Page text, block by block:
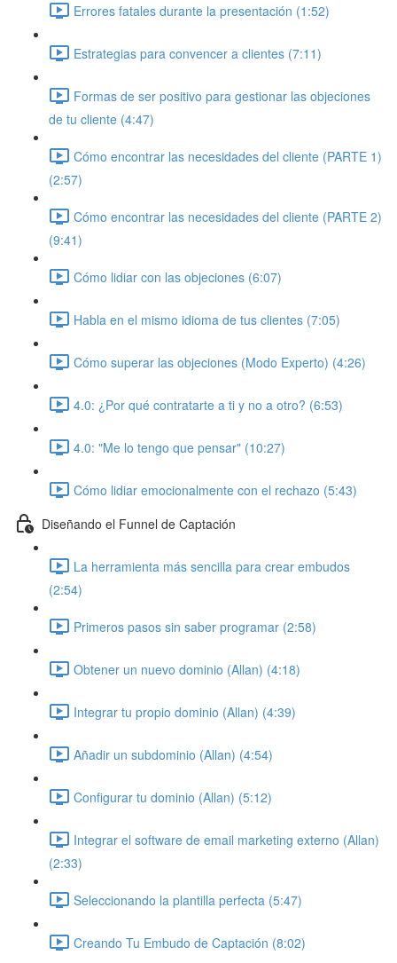
Errores fatales durante la presentación (1:52)
Estrategias para convencer a clientes (7:11)
Formas de ser positivo para gestionar las objeciones
de tu cliente (4:47)
Cómo encontrar las necesidades del cliente (PARTE 1)
(2:57)
Cómo encontrar las necesidades del cliente (PARTE 2)
(9:41)
Cómo lidiar con las objeciones (6:07)
Habla en el mismo idioma de tus clientes (7:05)
Cómo superar las objeciones (Modo Experto) (4:26)
4.0: ¿Por qué contratarte a ti y no a otro? (6:53)
4.0: "Me lo tengo que pensar" (10:27)
Cómo lidiar emocionalmente con el rechazo (5:43)
Diseñando el Funnel de Captación
La herramienta más sencilla para crear embudos
(2:54)
Primeros pasos sin saber programar (2:58)
Obtener un nuevo dominio (Allan) (4:18)
Integrar tu propio dominio (Allan) (4:39)
Añadir un subdominio (Allan) (4:54)
Configurar tu dominio (Allan) (5:12)
Integrar el software de email marketing externo (Allan)
(2:33)
Seleccionando la plantilla perfecta (5:47)
Creando Tu Embudo de Captación (8:02)